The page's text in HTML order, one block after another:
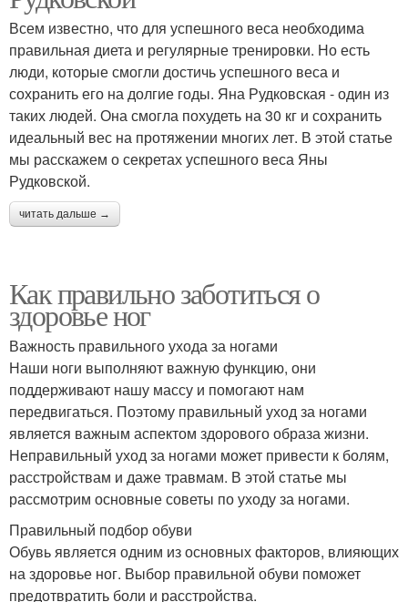
Всем известно, что для успешного веса необходима
правильная диета и регулярные тренировки. Но есть
люди, которые смогли достичь успешного веса и
сохранить его на долгие годы. Яна Рудковская - один из
таких людей. Она смогла похудеть на 30 кг и сохранить
идеальный вес на протяжении многих лет. В этой статье
мы расскажем о секретах успешного веса Яны
Рудковской.
читать дальше →
Как правильно заботиться о
здоровье ног
Важность правильного ухода за ногами
Наши ноги выполняют важную функцию, они
поддерживают нашу массу и помогают нам
передвигаться. Поэтому правильный уход за ногами
является важным аспектом здорового образа жизни.
Неправильный уход за ногами может привести к болям,
расстройствам и даже травмам. В этой статье мы
рассмотрим основные советы по уходу за ногами.
Правильный подбор обуви
Обувь является одним из основных факторов, влияющих
на здоровье ног. Выбор правильной обуви поможет
предотвратить боли и расстройства.